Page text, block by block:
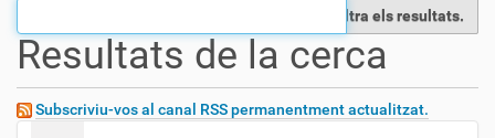
Filtra els resultats.
Resultats de la cerca
Subscriviu-vos al canal RSS permanentment actualitzat.